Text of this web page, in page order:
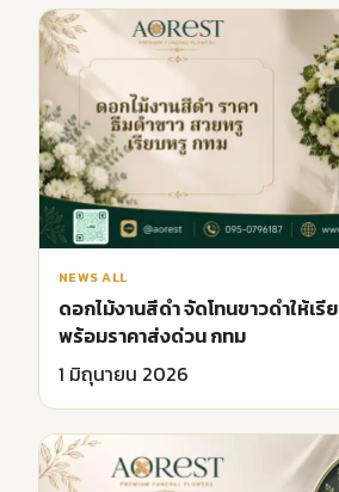
NEWS ALL
ดอกไม้งานสีดํา จัดโทนขาวดำให้เรี
พร้อมราคาส่งด่วน กทม
1 มิถุนายน 2026